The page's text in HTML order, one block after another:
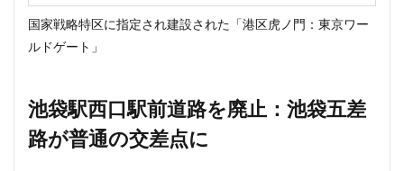
国家戦略特区に指定され建設された「港区虎ノ門：東京ワー
ルドゲート」
池袋駅西口駅前道路を廃止：池袋五差
路が普通の交差点に